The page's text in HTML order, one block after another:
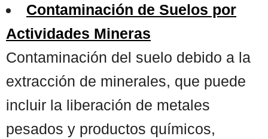
Contaminación de Suelos por
Actividades Mineras
Contaminación del suelo debido a la
extracción de minerales, que puede
incluir la liberación de metales
pesados y productos químicos,